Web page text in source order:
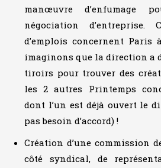
manœuvre d’enfumage
négociation d’entreprise.
d’emplois concernent Paris
imaginons que la direction a
tiroirs pour trouver des
les 2 autres Printemps
dont l’un est déjà ouvert le
pas besoin d’accord) !
Création d’une commission
côté syndical, de